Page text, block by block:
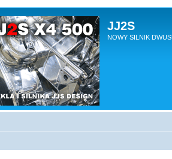
JJ2S
NOWY SILNIK